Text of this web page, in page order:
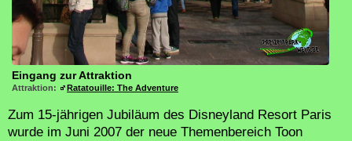
Eingang zur Attraktion
Attraktion: Ratatouille: The Adventure
Zum 15-jährigen Jubiläum des Disneyland Resort Paris
wurde im Juni 2007 der neue Themenbereich Toon